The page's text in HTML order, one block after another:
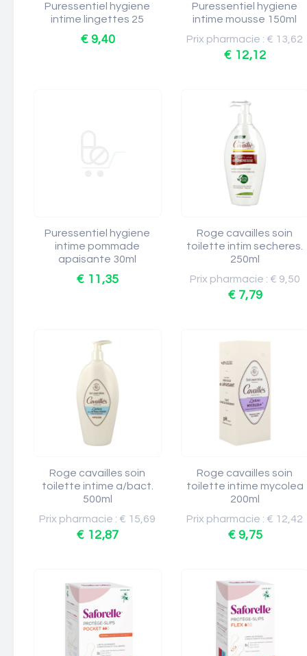
Puressentiel hygiene
intime lingettes 25
€ 9,40
Puressentiel hygiene
intime mousse 150ml
Prix pharmacie : € 13,62
€ 12,12
Puressentiel hygiene
intime pommade
apaisante 30ml
€ 11,35
Roge cavailles soin
toilette intim secheres.
250ml
Prix pharmacie : € 9,50
€ 7,79
Roge cavailles soin
toilette intime a/bact.
500ml
Prix pharmacie : € 15,69
€ 12,87
Roge cavailles soin
toilette intime mycolea
200ml
Prix pharmacie : € 12,42
€ 9,75